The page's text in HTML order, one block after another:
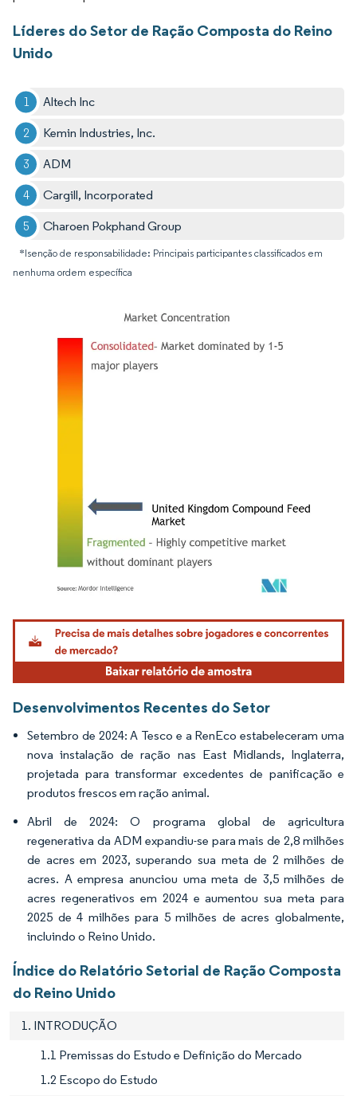
Líderes do Setor de Ração Composta do Reino
Unido
Altech Inc
Kemin Industries, Inc.
ADM
Cargill, Incorporated
Charoen Pokphand Group
*Isenção de responsabilidade: Principais participantes classificados em
nenhuma ordem específica
Imagem © Mordor Intelligence. O reuso requer atribuição conforme CC BY 4.0.
Desenvolvimentos Recentes do Setor
Setembro de 2024: A Tesco e a RenEco estabeleceram uma
nova instalação de ração nas East Midlands, Inglaterra,
projetada para transformar excedentes de panificação e
produtos frescos em ração animal.
Abril de 2024: O programa global de agricultura
regenerativa da ADM expandiu-se para mais de 2,8 milhões
de acres em 2023, superando sua meta de 2 milhões de
acres. A empresa anunciou uma meta de 3,5 milhões de
acres regenerativos em 2024 e aumentou sua meta para
2025 de 4 milhões para 5 milhões de acres globalmente,
incluindo o Reino Unido.
Índice do Relatório Setorial de Ração Composta
do Reino Unido
1. INTRODUÇÃO
1.1 Premissas do Estudo e Definição do Mercado
1.2 Escopo do Estudo